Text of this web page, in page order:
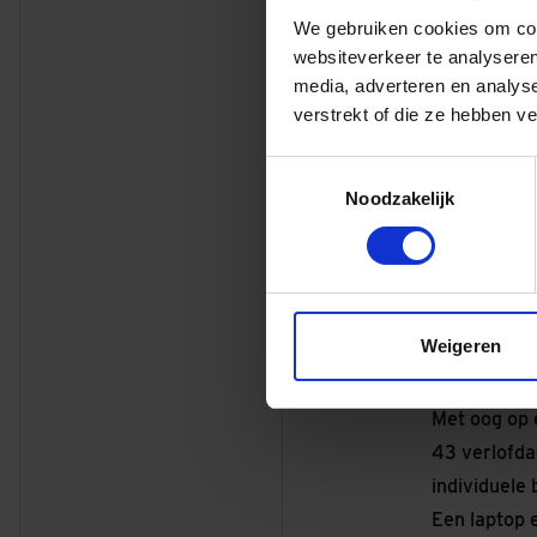
We gebruiken cookies om
websiteverkeer te
media, adverteren en
verstrekt of die ze hebben
Noodzakelijk
Weigeren
Sterke
Energie en
Zie jij jezelf
Het salaris
Bovenop
bijdragen
Met oog
43
individuele
Een laptop